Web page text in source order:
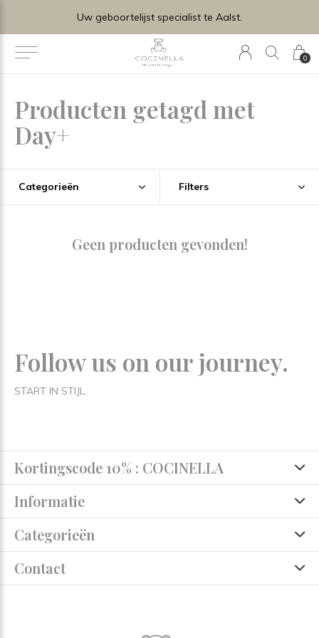
0
Uw geboortelijst specialist te Aalst.
Producten getagd met
Day+
Categorieën Filters
Geen producten gevonden!
Follow us on our journey.
START IN STIJL.
Kortingscode 10% : COCINELLA
Informatie
Categorieën
Contact